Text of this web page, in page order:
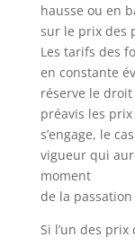
hausse ou en
sur le prix des
Les tarifs des
en constante
réserve le
préavis les prix
s’engage, le
vigueur qui
moment
de la
Si l’un des